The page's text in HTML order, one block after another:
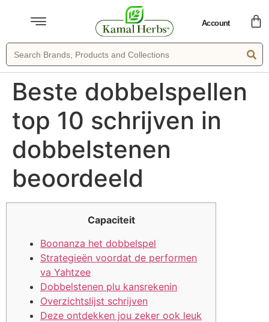
Account
Beste dobbelspellen
top 10 schrijven in
dobbelstenen
beoordeeld
Capaciteit
Boonanza het dobbelspel
Strategieën voordat de performen
va Yahtzee
Dobbelstenen plu kansrekenin
Overzichtslijst schrijven
Deze ontdekken jou zeker ook leuk